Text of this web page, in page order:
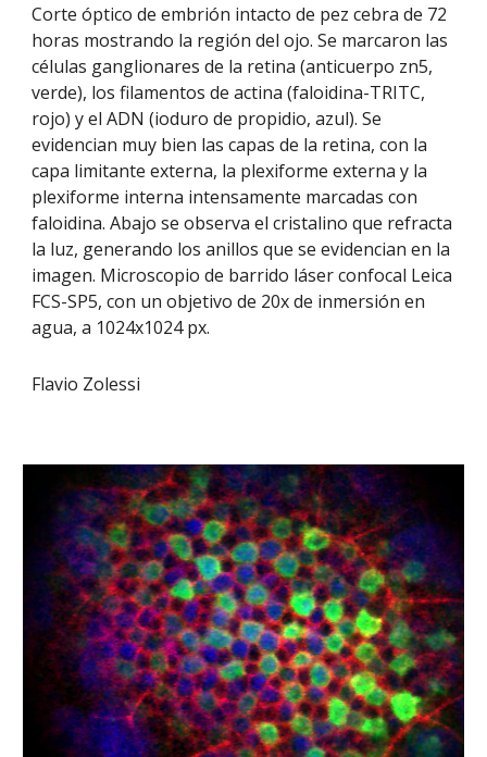
Corte óptico de embrión intacto de pez cebra de 72
horas mostrando la región del ojo. Se marcaron las
células ganglionares de la retina (anticuerpo zn5,
verde), los filamentos de actina (faloidina-TRITC,
rojo) y el ADN (ioduro de propidio, azul). Se
evidencian muy bien las capas de la retina, con la
capa limitante externa, la plexiforme externa y la
plexiforme interna intensamente marcadas con
faloidina. Abajo se observa el cristalino que refracta
la luz, generando los anillos que se evidencian en la
imagen. Microscopio de barrido láser confocal Leica
FCS-SP5, con un objetivo de 20x de inmersión en
agua, a 1024x1024 px.
Flavio Zolessi